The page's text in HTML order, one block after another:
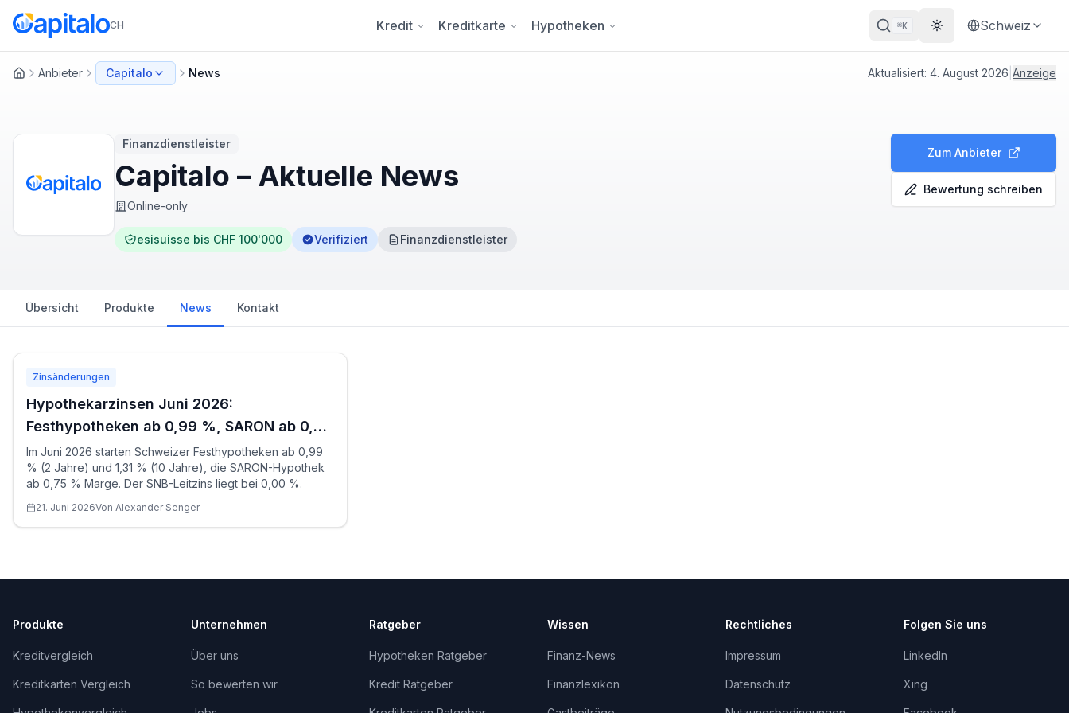
CH Kredit Kreditkarte Hypotheken ⌘K Theme wechseln
Schweiz
Anbieter Capitalo News Aktualisiert: 4. August 2026 Anzeige
Finanzdienstleister
Capitalo – Aktuelle News
Online-only
esisuisse bis CHF 100'000 Verifiziert Finanzdienstleister
Zum Anbieter
Bewertung schreiben
Übersicht Produkte News Kontakt
Zinsänderungen
Hypothekarzinsen Juni 2026:
Festhypotheken ab 0,99 %, SARON ab 0,75
%
Im Juni 2026 starten Schweizer Festhypotheken ab 0,99
% (2 Jahre) und 1,31 % (10 Jahre), die SARON-Hypothek
ab 0,75 % Marge. Der SNB-Leitzins liegt bei 0,00 %.
21. Juni 2026Von Alexander Senger
Produkte
Kreditvergleich
Kreditkarten Vergleich
Unternehmen
Über uns
So bewerten wir
Ratgeber
Hypotheken Ratgeber
Kredit Ratgeber
Wissen
Finanz-News
Finanzlexikon
Rechtliches
Impressum
Datenschutz
Folgen Sie uns
LinkedIn
Xing